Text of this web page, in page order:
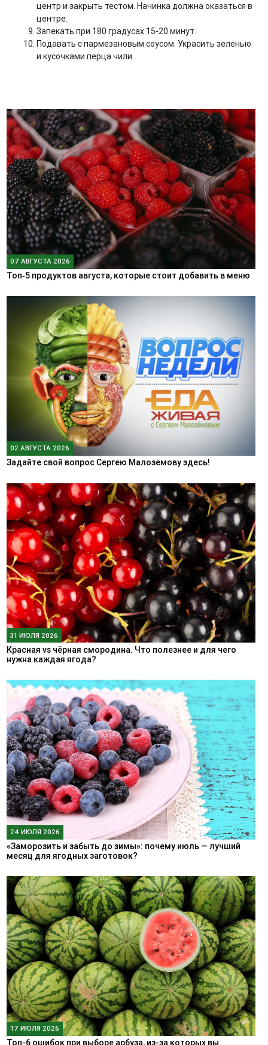
центр и закрыть тестом. Начинка должна оказаться в
центре.
Запекать при 180 градусах 15-20 минут.
Подавать с пармезановым соусом. Украсить зеленью
и кусочками перца чили.
07 АВГУСТА 2026
Топ‑5 продуктов августа, которые стоит добавить в меню
02 АВГУСТА 2026
Задайте свой вопрос Сергею Малозёмову здесь!
31 ИЮЛЯ 2026
Красная vs чёрная смородина. Что полезнее и для чего
нужна каждая ягода?
24 ИЮЛЯ 2026
«Заморозить и забыть до зимы»: почему июль — лучший
месяц для ягодных заготовок?
17 ИЮЛЯ 2026
Топ-6 ошибок при выборе арбуза, из-за которых вы